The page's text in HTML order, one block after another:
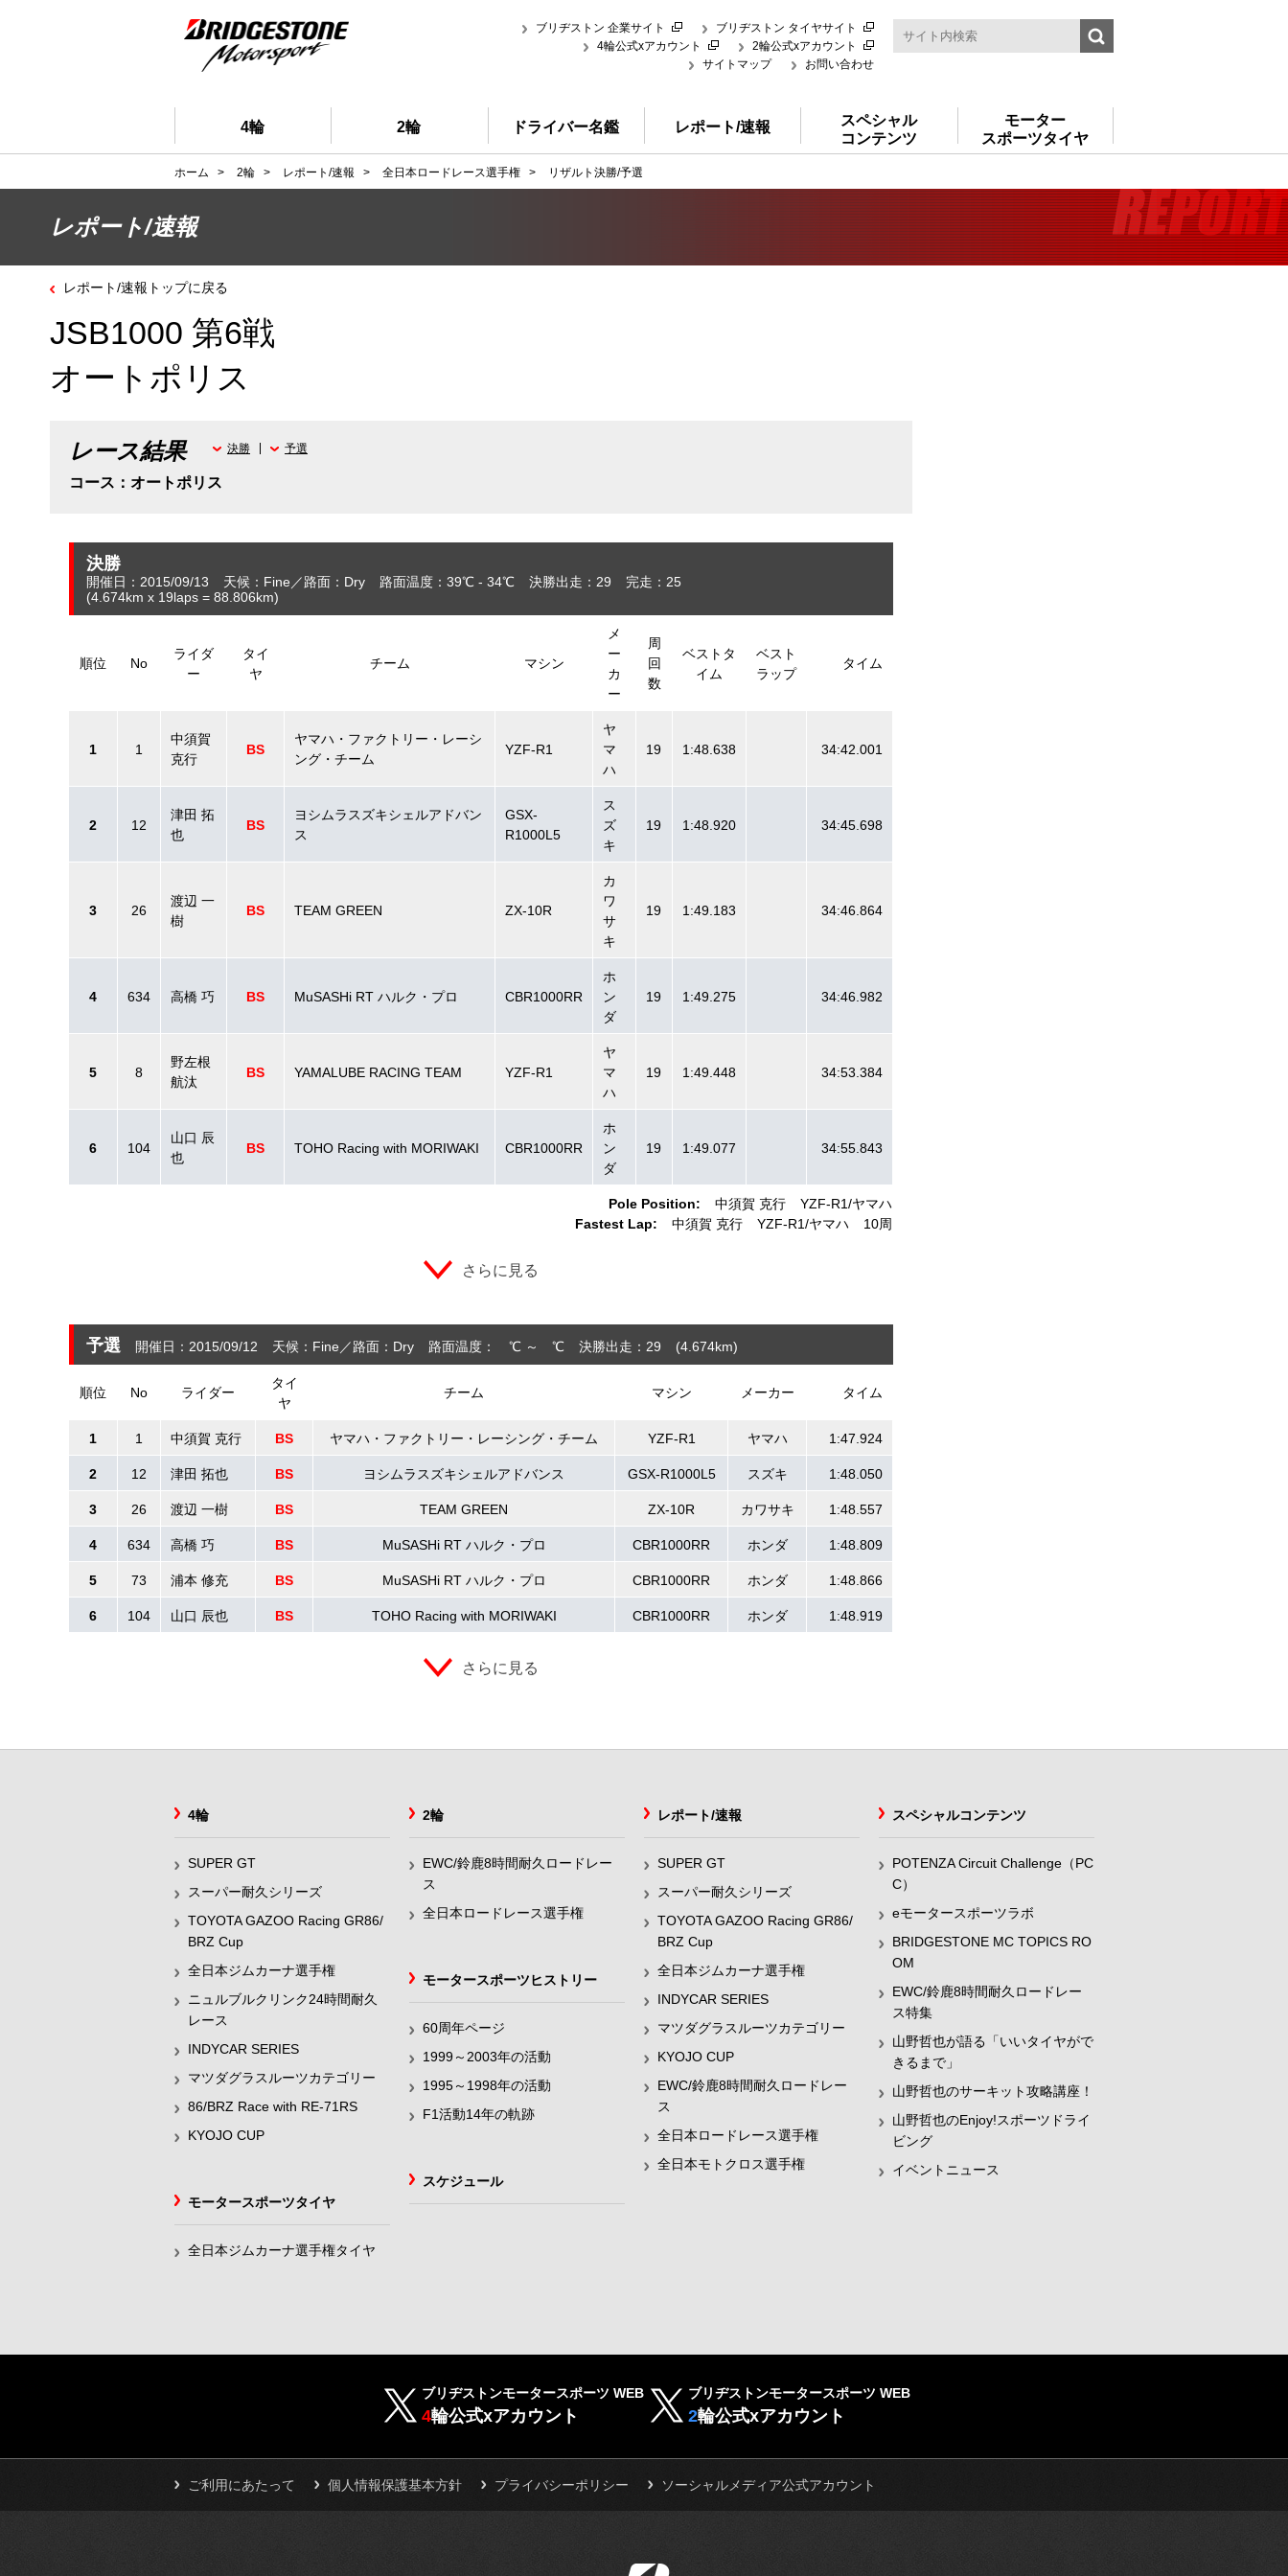
ブリヂストン 企業サイト
ブリヂストン タイヤサイト
4輪公式xアカウント
2輪公式xアカウント
サイトマップ
お問い合わせ
4輪 2輪 ドライバー名鑑 レポート/速報
スペシャル
コンテンツ
モーター
スポーツタイヤ
ホーム > 2輪 > レポート/速報 > 全日本ロードレース選手権 > リザルト決勝/予選
レポート/速報
レポート/速報トップに戻る
JSB1000 第6戦
オートポリス
レース結果
コース：オートポリス
決勝 予選
決勝
開催日：2015/09/13 天候：Fine 路面：Dry 路面温度：39℃ - 34℃ 決勝出走：29
完走：25
(4.674km x 19laps = 88.806km)
順位 No
ライダ
ー
タイ
ヤ
チーム マシン
メ
ー
カ
ー
周
回
数
ベストタ
イム
ベスト
ラップ
タイム
Pole Position: 中須賀 克行 YZF-R1 ヤマハ
Fastest Lap:
中須賀 克行 YZF-R1 ヤマハ 10周
1 1
中須賀
克行
BS
ヤマハ・ファクトリー・レーシ
ング・チーム
YZF-R1
ヤ
マ
ハ
19 1:48.638 34:42.001
2 12
津田 拓
也
BS
ヨシムラスズキシェルアドバン
ス
GSX-
R1000L5
ス
ズ
キ
19 1:48.920 34:45.698
3 26
渡辺 一
樹
BS TEAM GREEN ZX-10R
カ
ワ
サ
キ
19 1:49.183 34:46.864
4 634 高橋 巧 BS MuSASHi RT ハルク・プロ CBR1000RR
ホ
ン
ダ
19 1:49.275 34:46.982
5 8
野左根
航汰
BS YAMALUBE RACING TEAM YZF-R1
ヤ
マ
ハ
19 1:49.448 34:53.384
6 104
山口 辰
也
BS TOHO Racing with MORIWAKI CBR1000RR
ホ
ン
ダ
19 1:49.077 34:55.843
さらに見る
予選 開催日：2015/09/12 天候：Fine 路面：Dry 路面温度： ℃ ～ ℃ 決勝出走：29 (4.674km)
順位 No ライダー
タイ
ヤ
チーム マシン メーカー タイム
1 1 中須賀 克行 BS ヤマハ・ファクトリー・レーシング・チーム YZF-R1 ヤマハ 1:47.924
2 12 津田 拓也 BS ヨシムラスズキシェルアドバンス GSX-R1000L5 スズキ 1:48.050
3 26 渡辺 一樹 BS TEAM GREEN ZX-10R カワサキ 1:48.557
4 634 高橋 巧 BS MuSASHi RT ハルク・プロ CBR1000RR ホンダ 1:48.809
5 73 浦本 修充 BS MuSASHi RT ハルク・プロ CBR1000RR ホンダ 1:48.866
6 104 山口 辰也 BS TOHO Racing with MORIWAKI CBR1000RR ホンダ 1:48.919
さらに見る
4輪
SUPER GT
スーパー耐久シリーズ
TOYOTA GAZOO Racing GR86/
BRZ Cup
全日本ジムカーナ選手権
ニュルブルクリンク24時間耐久
レース
INDYCAR SERIES
マツダグラスルーツカテゴリー
86/BRZ Race with RE-71RS
KYOJO CUP
2輪
EWC/鈴鹿8時間耐久ロードレー
ス
全日本ロードレース選手権
レポート/速報
SUPER GT
スーパー耐久シリーズ
TOYOTA GAZOO Racing GR86/
BRZ Cup
全日本ジムカーナ選手権
INDYCAR SERIES
マツダグラスルーツカテゴリー
KYOJO CUP
EWC/鈴鹿8時間耐久ロードレー
ス
全日本ロードレース選手権
全日本モトクロス選手権
スペシャルコンテンツ
POTENZA Circuit Challenge（PC
C）
eモータースポーツラボ
BRIDGESTONE MC TOPICS RO
OM
EWC/鈴鹿8時間耐久ロードレー
ス特集
山野哲也が語る「いいタイヤがで
きるまで」
山野哲也のサーキット攻略講座！
山野哲也のEnjoy!スポーツドライ
ビング
イベントニュース
モータースポーツヒストリー
60周年ページ
1999～2003年の活動
1995～1998年の活動
F1活動14年の軌跡
スケジュール
モータースポーツタイヤ
全日本ジムカーナ選手権タイヤ
ブリヂストンモータースポーツ WEB
4輪公式xアカウント
ブリヂストンモータースポーツ WEB
2輪公式xアカウント
ご利用にあたって 個人情報保護基本方針 プライバシーポリシー ソーシャルメディア公式アカウント